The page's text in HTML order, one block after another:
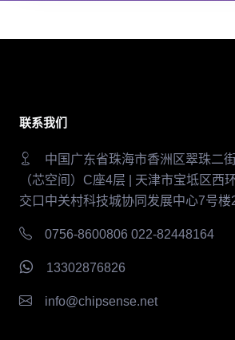
联系我们
中国广东省珠海市香洲区翠珠二
（芯空间）C座4层 | 天津市宝坻区西
交口中关村科技城协同发展中心7号楼
0756-8600806 022-82448164
13302876826
info@chipsense.net